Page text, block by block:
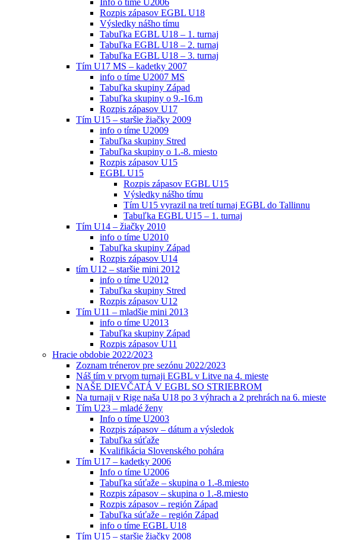
Rozpis zápasov EGBL U18
Výsledky nášho tímu
Tabuľka EGBL U18 – 1. turnaj
Tabuľka EGBL U18 – 2. turnaj
Tabuľka EGBL U18 – 3. turnaj
Tím U17 MS – kadetky 2007
info o tíme U2007 MS
Tabuľka skupiny Západ
Tabuľka skupiny o 9.-16.m
Rozpis zápasov U17
Tím U15 – staršie žiačky 2009
info o tíme U2009
Tabuľka skupiny Stred
Tabuľka skupiny o 1.-8. miesto
Rozpis zápasov U15
EGBL U15
Rozpis zápasov EGBL U15
Výsledky nášho tímu
Tím U15 vyrazil na tretí turnaj EGBL do Tallinnu
Tabuľka EGBL U15 – 1. turnaj
Tím U14 – žiačky 2010
info o tíme U2010
Tabuľka skupiny Západ
Rozpis zápasov U14
tím U12 – staršie mini 2012
info o tíme U2012
Tabuľka skupiny Stred
Rozpis zápasov U12
Tím U11 – mladšie mini 2013
info o tíme U2013
Tabuľka skupiny Západ
Rozpis zápasov U11
Hracie obdobie 2022/2023
Zoznam trénerov pre sezónu 2022/2023
Náš tím v prvom turnaji EGBL v Litve na 4. mieste
NAŠE DIEVČATÁ V EGBL SO STRIEBROM
Na turnaji v Rige naša U18 po 3 výhrach a 2 prehrách na 6. mieste
Tím U23 – mladé ženy
Info o tíme U2003
Rozpis zápasov – dátum a výsledok
Tabuľka súťaže
Kvalifikácia Slovenského pohára
Tím U17 – kadetky 2006
Info o tíme U2006
Tabuľka súťaže – skupina o 1.-8.miesto
Rozpis zápasov – skupina o 1.-8.miesto
Rozpis zápasov – región Západ
Tabuľka súťaže – región Západ
info o tíme EGBL U18
Tím U15 – staršie žiačky 2008